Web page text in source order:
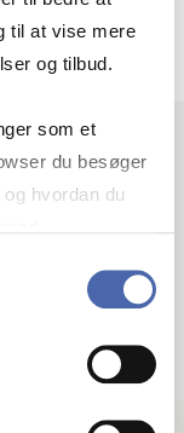
til at vise mere
og tilbud.
som et
du besøger
hvordan du
kan altid trække